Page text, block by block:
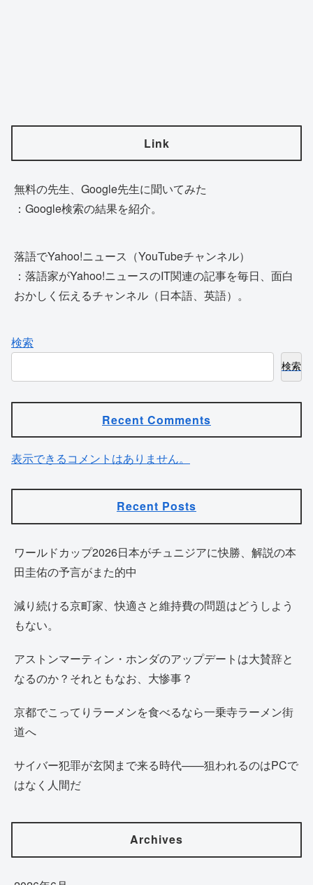
Link
無料の先生、Google先生に聞いてみた
：Google検索の結果を紹介。
落語でYahoo!ニュース（YouTubeチャンネル）
：落語家がYahoo!ニュースのIT関連の記事を毎日、面白
おかしく伝えるチャンネル（日本語、英語）。
検索
検索
Recent Comments
表示できるコメントはありません。
Recent Posts
ワールドカップ2026日本がチュニジアに快勝、解説の本
田圭佑の予言がまた的中
減り続ける京町家、快適さと維持費の問題はどうしよう
もない。
アストンマーティン・ホンダのアップデートは大賛辞と
なるのか？それともなお、大惨事？
京都でこってりラーメンを食べるなら一乗寺ラーメン街
道へ
サイバー犯罪が玄関まで来る時代——狙われるのはPCで
はなく人間だ
Archives